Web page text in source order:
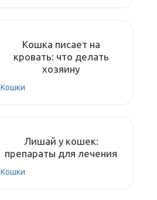
Кошка писает на
кровать: что делать
хозяину
Кошки
Лишай у кошек:
препараты для лечения
Кошки